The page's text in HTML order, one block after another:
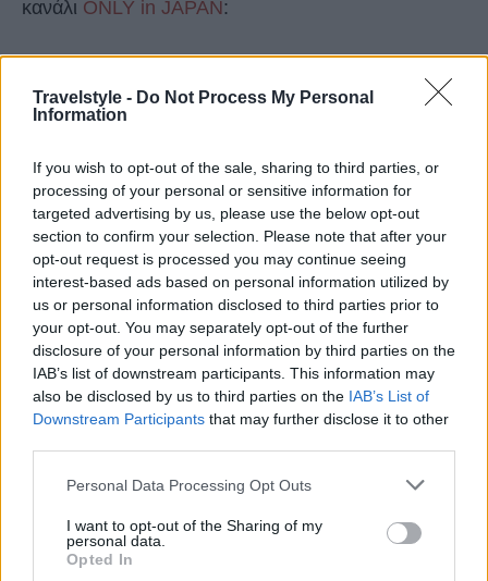
Travelstyle - Do Not Process My Personal
Information
If you wish to opt-out of the sale, sharing to third parties, or
processing of your personal or sensitive information for
targeted advertising by us, please use the below opt-out
section to confirm your selection. Please note that after your
opt-out request is processed you may continue seeing
interest-based ads based on personal information utilized by
us or personal information disclosed to third parties prior to
your opt-out. You may separately opt-out of the further
disclosure of your personal information by third parties on the
IAB’s list of downstream participants. This information may
also be disclosed by us to third parties on the IAB’s List of
Downstream Participants that may further disclose it to other
Please note that this website/app uses one or more Google
not limited to your visit or usage behaviour. You may click to
grant or deny consent to Google and its third-party tags to
use your data for below specified purposes in below Google
Personal Data Processing Opt Outs
I want to opt-out of the Sharing of my
personal data.
Opted In
κανάλι ONLY in JAPAN: